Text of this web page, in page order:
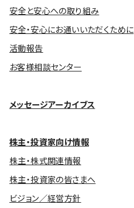
安全と安心への取り組み
安全・安心にお通いいただくために
活動報告
お客様相談センター
メッセージアーカイブス
株主・投資家向け情報
株主・株式関連情報
株主・投資家の皆さまへ
ビジョン／経営方針